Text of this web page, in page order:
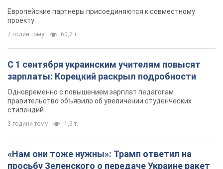
Видео
Европейские партнеры присоединяются к совместному
проекту
7 годин тому 60,2 т.
С 1 сентября украинским учителям повысят
зарплаты: Корецкий раскрыл подробности
Одновременно с повышением зарплат педагогам
правительство объявило об увеличении студенческих
стипендий
3 години тому 1,9 т.
«Нам они тоже нужны»: Трамп ответил на
просьбу Зеленского о передаче Украине ракет